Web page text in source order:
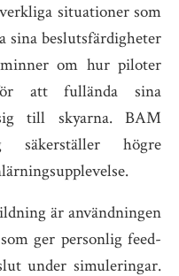
situationer som
sina beslutsfärdigheter
om hur piloter
att fullända sina
till skyarna. BAM
säkerställer högre
är användningen
ger personlig feed-
under simuleringar.